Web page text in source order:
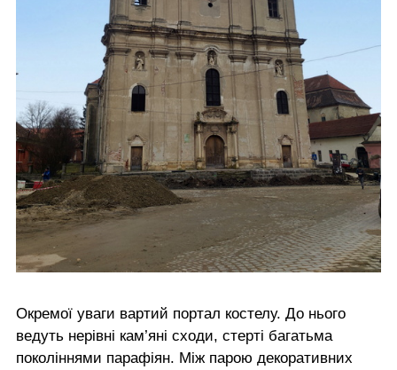
Окремої уваги вартий портал костелу. До нього
ведуть нерівні кам’яні сходи, стерті багатьма
поколіннями парафіян. Між парою декоративних